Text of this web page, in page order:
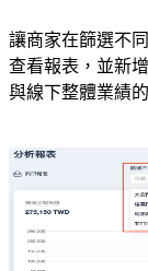
讓商家在篩選不
查看報表，並新
與線下整體業績